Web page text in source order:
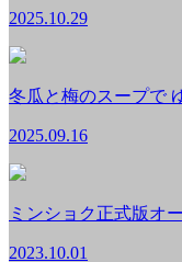
2025.10.29
冬瓜と梅のスープで
2025.09.16
ミンショク正式版オ
2023.10.01